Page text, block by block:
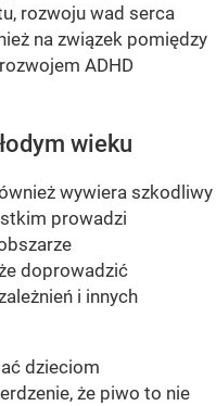
rozwoju wad serca
na związek pomiędzy
ADHD
wieku
wywiera szkodliwy
prowadzi
doprowadzić
i innych
dzieciom
że piwo to nie